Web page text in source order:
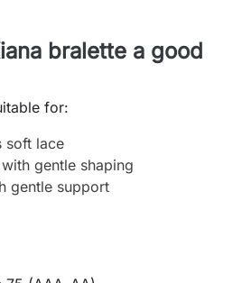
bralette a good
for:
soft lace
gentle shaping
gentle support